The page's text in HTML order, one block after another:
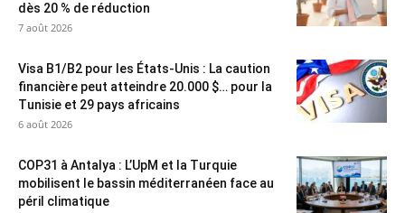
dès 20 % de réduction
7 août 2026
Visa B1/B2 pour les États-Unis : La caution
financière peut atteindre 20.000 $… pour la
Tunisie et 29 pays africains
6 août 2026
COP31 à Antalya : L’UpM et la Turquie
mobilisent le bassin méditerranéen face au
péril climatique